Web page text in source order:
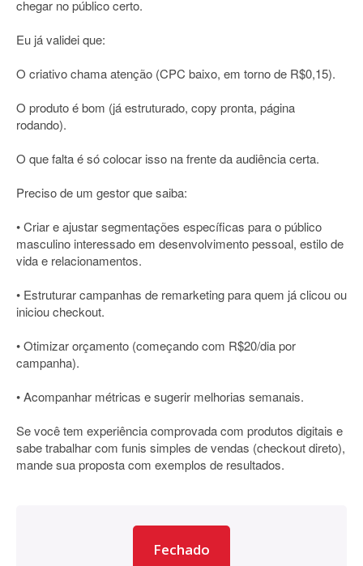
chegar no público certo.
Eu já validei que:
O criativo chama atenção (CPC baixo, em torno de R$0,15).
O produto é bom (já estruturado, copy pronta, página
rodando).
O que falta é só colocar isso na frente da audiência certa.
Preciso de um gestor que saiba:
• Criar e ajustar segmentações específicas para o público
masculino interessado em desenvolvimento pessoal, estilo de
vida e relacionamentos.
• Estruturar campanhas de remarketing para quem já clicou ou
iniciou checkout.
• Otimizar orçamento (começando com R$20/dia por
campanha).
• Acompanhar métricas e sugerir melhorias semanais.
Se você tem experiência comprovada com produtos digitais e
sabe trabalhar com funis simples de vendas (checkout direto),
mande sua proposta com exemplos de resultados.
Fechado